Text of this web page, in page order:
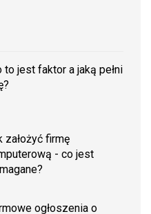
to jest faktor a jaką pełni
założyć firmę
- co jest
ogłoszenia o